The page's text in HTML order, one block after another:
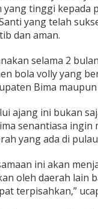
tinggi kepada
yang telah
dan aman.
selama 2
bola volly yang
Bima
ajang ini bukan
senantiasa ingin
yang ada di
ini akan
oleh daerah lain
terpisahkan,”